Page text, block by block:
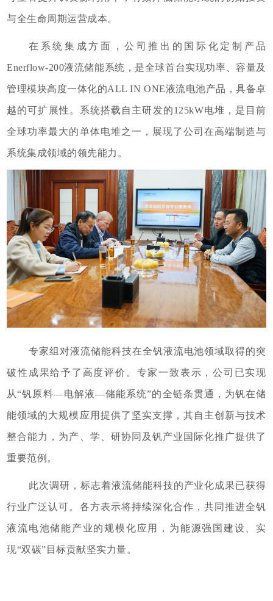
与全生命周期运营成本。
在系统集成方面，公司推出的国际化定制产品
Enerflow-200液流储能系统，是全球首台实现功率、容量及
管理模块高度一体化的ALL IN ONE液流电池产品，具备卓
越的可扩展性。系统搭载自主研发的125kW电堆，是目前
全球功率最大的单体电堆之一，展现了公司在高端制造与
系统集成领域的领先能力。
专家组对液流储能科技在全钒液流电池领域取得的突
破性成果给予了高度评价。专家一致表示，公司已实现
从“钒原料—电解液—储能系统”的全链条贯通，为钒在储
能领域的大规模应用提供了坚实支撑，其自主创新与技术
整合能力，为产、学、研协同及钒产业国际化推广提供了
重要范例。
此次调研，标志着液流储能科技的产业化成果已获得
行业广泛认可。各方表示将持续深化合作，共同推进全钒
液流电池储能产业的规模化应用，为能源强国建设、实
现“双碳”目标贡献坚实力量。